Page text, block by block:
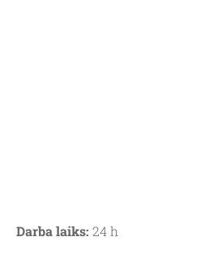
Darba laiks: 24 h